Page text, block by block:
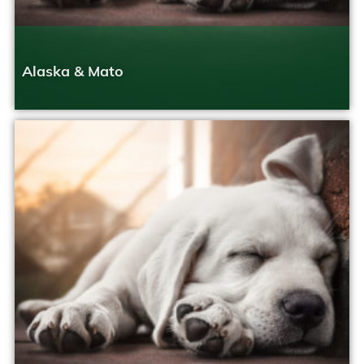
Alaska & Mato